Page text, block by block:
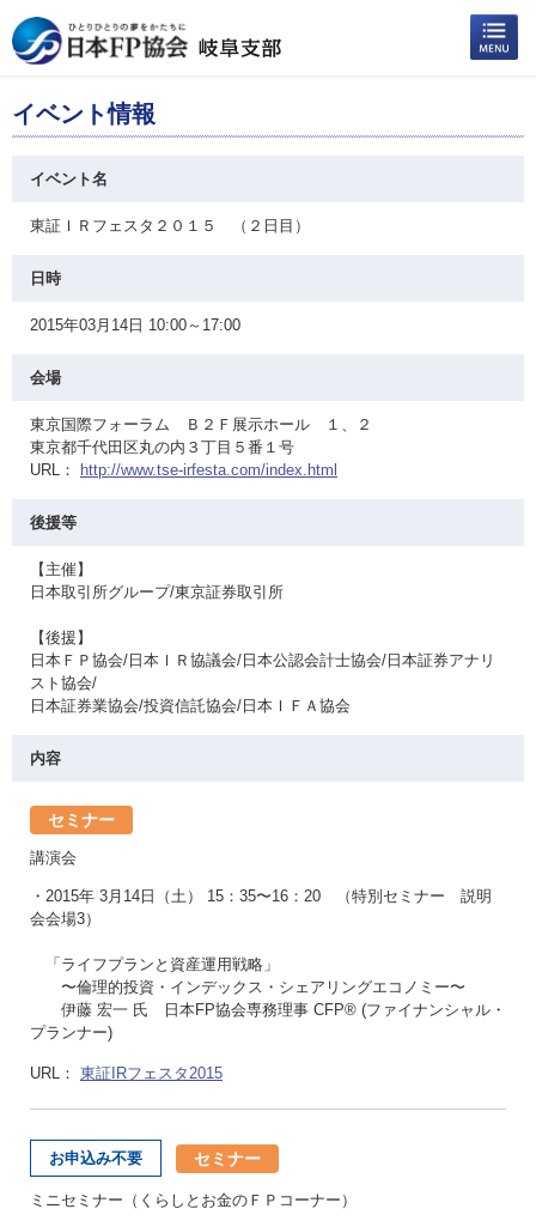
イベント情報
イベント名
東証ＩＲフェスタ２０１５ （２日目）
日時
2015年03月14日 10:00～17:00
会場
東京国際フォーラム Ｂ２Ｆ展示ホール １、２
東京都千代田区丸の内３丁目５番１号
URL：
http://www.tse-irfesta.com/index.html
後援等
【主催】
日本取引所グループ/東京証券取引所
【後援】
日本ＦＰ協会/日本ＩＲ協議会/日本公認会計士協会/日本証券アナリ
スト協会/
日本証券業協会/投資信託協会/日本ＩＦＡ協会
内容
セミナー
講演会
・2015年 3月14日（土） 15：35〜16：20 （特別セミナー 説明
会会場3）
「ライフプランと資産運用戦略」
〜倫理的投資・インデックス・シェアリングエコノミー〜
伊藤 宏一 氏 日本FP協会専務理事 CFP® (ファイナンシャル・
プランナー)
URL： 東証IRフェスタ2015
お申込み不要 セミナー
ミニセミナー（くらしとお金のＦＰコーナー）